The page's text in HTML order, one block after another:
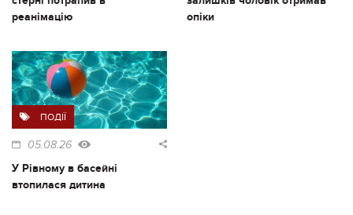
реанімацію
опіки
ПОДІЇ
05.08.26
У Рівному в басейні
втопилася дитина